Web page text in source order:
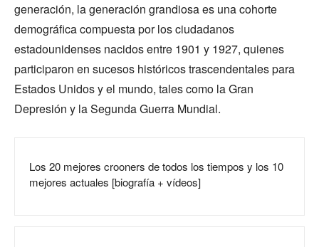
generación, la generación grandiosa es una cohorte
demográfica compuesta por los ciudadanos
estadounidenses nacidos entre 1901 y 1927, quienes
participaron en sucesos históricos trascendentales para
Estados Unidos y el mundo, tales como la Gran
Depresión y la Segunda Guerra Mundial.
Los 20 mejores crooners de todos los tiempos y los 10
mejores actuales [biografía + vídeos]